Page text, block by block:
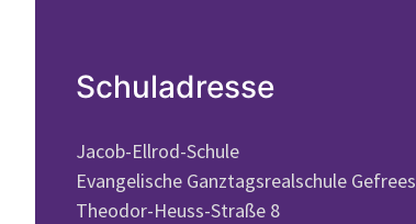
Schuladresse
Jacob-Ellrod-Schule
Evangelische Ganztagsrealschule Gefrees
Theodor-Heuss-Straße 8